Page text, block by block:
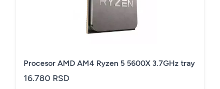
Procesor AMD AM4 Ryzen 5 5600X 3.7GHz tray
16.780 RSD